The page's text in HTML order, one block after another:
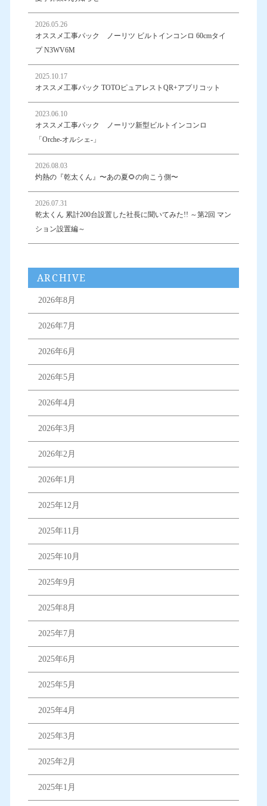
2026.05.26
オススメ工事パック ノーリツ ビルトインコンロ 60cmタイ
プ N3WV6M
2025.10.17
オススメ工事パック TOTOピュアレストQR+アプリコット
2023.06.10
オススメ工事パック ノーリツ新型ビルトインコンロ
「Orche-オルシェ-」
2026.08.03
灼熱の『乾太くん』〜あの夏🌻の向こう側〜
2026.07.31
乾太くん 累計200台設置した社長に聞いてみた!! ～第2回 マン
ション設置編～
ARCHIVE
2026年8月
2026年7月
2026年6月
2026年5月
2026年4月
2026年3月
2026年2月
2026年1月
2025年12月
2025年11月
2025年10月
2025年9月
2025年8月
2025年7月
2025年6月
2025年5月
2025年4月
2025年3月
2025年2月
2025年1月